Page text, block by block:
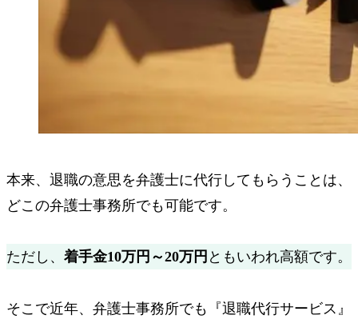
本来、退職の意思を弁護士に代行してもらうことは、
どこの弁護士事務所でも可能です。
ただし、 着手金10万円～20万円 ともいわれ高額です。
そこで近年、弁護士事務所でも『退職代行サービス』